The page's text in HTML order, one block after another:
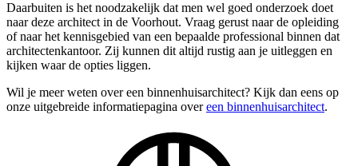
Daarbuiten is het noodzakelijk dat men wel goed onderzoek doet
naar deze architect in de Voorhout. Vraag gerust naar de opleiding
of naar het kennisgebied van een bepaalde professional binnen dat
architectenkantoor. Zij kunnen dit altijd rustig aan je uitleggen en
kijken waar de opties liggen.
Wil je meer weten over een binnenhuisarchitect? Kijk dan eens op
onze uitgebreide informatiepagina overeen binnenhuisarchitect.